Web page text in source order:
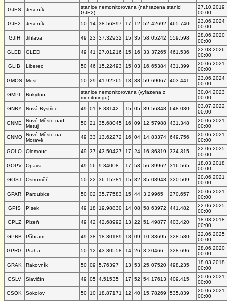
GJES
Jeseník
stanice nemonitorována (nahrazena stanicí
GJE2)
27.10.2019
00:00
GJE2
Jeseník 50 14 38.56897 17 12 52.42692 465.740
23.06.2024
00:00
GJIH
Jihlava 49 23 37.32932 15 35 58.05242 559.598
28.06.2020
00:00
GLED
GLED 49 41 27.01216 15 16 33.37265 461.536
22.03.2026
00:00
GLIB
Liberec 50 46 15.22493 15 03 16.65384 431.399
20.06.2021
00:00
GMOS
Most 50 29 41.92265 13 38 59.69067 403.441
23.06.2024
00:00
GMPL
Rokytno
stanice nemonitorována (vyřazena z
monitoringu)
30.04.2023
00:00
GNBY
Nová Bystřice 49 01 8.38142 15 05 39.56848 648.030
03.07.2022
00:00
GNME
Nové Město nad
Metuj
50 21 35.68045 16 09 12.57988 431.348
20.06.2021
00:00
GNMO
Nové Město na
Moravě
49 33 13.62272 16 04 14.83374 649.756
20.06.2021
00:00
GOLO
Olomouc 49 37 43.50427 17 24 16.86319 334.315
22.06.2025
00:00
GOPV
Opava 49 56 9.34008 17 53 56.39962 316.565
18.03.2018
00:00
GOST
Ostroměř 50 22 36.15281 15 32 35.08948 320.509
20.06.2021
00:00
GPAR
Pardubice 50 02 35.77583 15 44 3.29965 270.657
20.06.2021
00:00
GPIS
Písek 49 18 19.98830 14 08 58.63972 441.482
22.06.2025
00:00
GPLZ
Plzeň 49 42 42.68992 13 22 51.49877 403.420
18.03.2018
00:00
GPRB
Příbram 49 38 18.30189 18 09 10.33695 328.580
22.06.2025
00:00
GPRG
Praha 50 12 43.80558 14 26 3.30466 328.696
28.06.2020
00:00
GRAK
Rakovník 50 09 5.76397 13 53 25.07520 498.235
18.03.2018
00:00
GSLV
Slavičín 49 05 4.51535 17 52 54.17613 409.415
20.06.2021
00:00
GSOK
Sokolov 50 10 18.87171 12 40 15.78269 535.839
20.06.2021
00:00